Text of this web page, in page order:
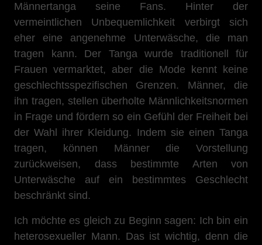
Männertanga seine Fans. Hinter der
vermeintlichen Unbequemlichkeit verbirgt sich
eher eine angenehme Unterwäsche, die man
tragen kann. Der Tanga wurde traditionell für
Frauen vermarktet, aber die Mode kennt keine
geschlechtsspezifischen Grenzen. Männer, die
ihn tragen, stellen überholte Männlichkeitsnormen
in Frage und fördern so ein Gefühl der Freiheit bei
der Wahl ihrer Kleidung. Indem sie einen Tanga
tragen, können Männer die Vorstellung
zurückweisen, dass bestimmte Arten von
Unterwäsche auf ein bestimmtes Geschlecht
beschränkt sind.
Ich möchte es gleich zu Beginn sagen: Ich bin ein
heterosexueller Mann. Das ist wichtig, denn die